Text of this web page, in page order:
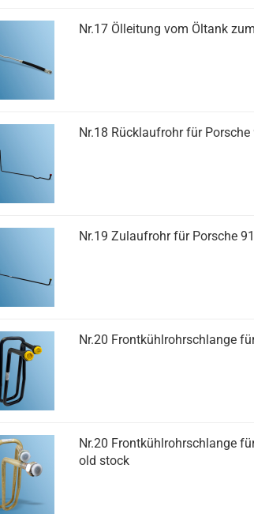
Nr.17 Ölleitung vom Öltank
Nr.18 Rücklaufrohr für Porsche
Nr.19 Zulaufrohr für Porsche
Nr.20 Frontkühlrohrschlange
Nr.20 Frontkühlrohrschlange
old stock